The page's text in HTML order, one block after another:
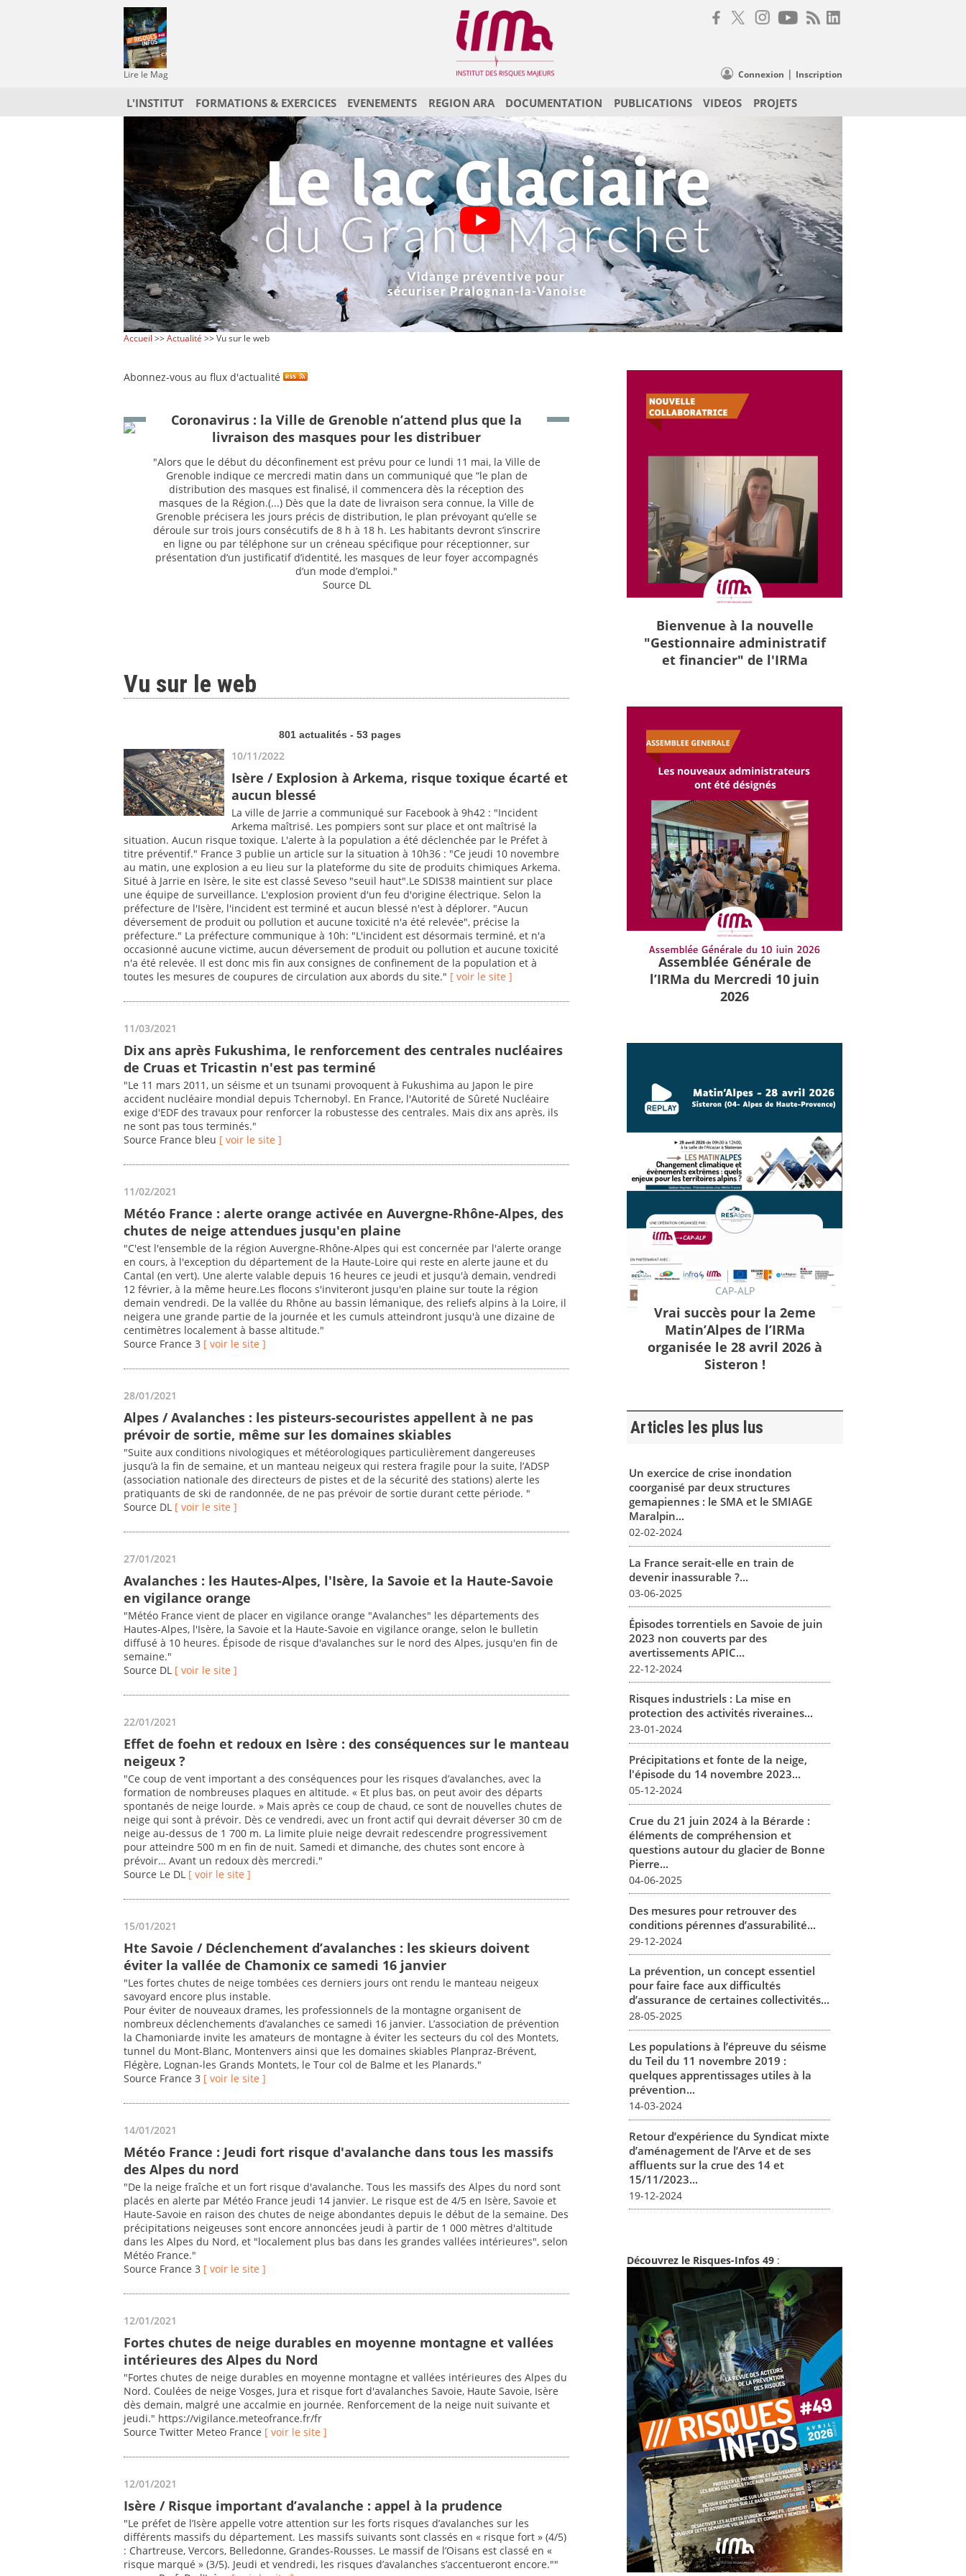
Lire le Mag Connexion | Inscription
L'INSTITUT FORMATIONS & EXERCICES EVENEMENTS REGION ARA DOCUMENTATION PUBLICATIONS VIDEOS PROJETS
Accueil >>Actualité >> Vu sur le web
Abonnez-vous au flux d'actualité
Coronavirus : la Ville de Grenoble n’attend plus que la
livraison des masques pour les distribuer
"Alors que le début du déconfinement est prévu pour ce lundi 11 mai, la Ville de
Grenoble indique ce mercredi matin dans un communiqué que “le plan de
distribution des masques est finalisé, il commencera dès la réception des
masques de la Région.(...) Dès que la date de livraison sera connue, la Ville de
Grenoble précisera les jours précis de distribution, le plan prévoyant qu’elle se
déroule sur trois jours consécutifs de 8 h à 18 h. Les habitants devront s’inscrire
en ligne ou par téléphone sur un créneau spécifique pour réceptionner, sur
présentation d’un justificatif d’identité, les masques de leur foyer accompagnés
d’un mode d’emploi."
Source DL
Vu sur le web
801 actualités - 53 pages
10/11/2022
Isère / Explosion à Arkema, risque toxique écarté et
aucun blessé
La ville de Jarrie a communiqué sur Facebook à 9h42 : "Incident
Arkema maîtrisé. Les pompiers sont sur place et ont maîtrisé la
situation. Aucun risque toxique. L'alerte à la population a été déclenchée par le Préfet à
titre préventif." France 3 publie un article sur la situation à 10h36 : "Ce jeudi 10 novembre
au matin, une explosion a eu lieu sur la plateforme du site de produits chimiques Arkema.
Situé à Jarrie en Isère, le site est classé Seveso "seuil haut".Le SDIS38 maintient sur place
une équipe de surveillance. L'explosion provient d'un feu d'origine électrique. Selon la
préfecture de l'Isère, l'incident est terminé et aucun blessé n'est à déplorer. "Aucun
déversement de produit ou pollution et aucune toxicité n'a été relevée", précise la
préfecture." La préfecture communique à 10h: "L'incident est désormais terminé, et n'a
occasionné aucune victime, aucun déversement de produit ou pollution et aucune toxicité
n'a été relevée. Il est donc mis fin aux consignes de confinement de la population et à
toutes les mesures de coupures de circulation aux abords du site." [ voir le site ]
11/03/2021
Dix ans après Fukushima, le renforcement des centrales nucléaires
de Cruas et Tricastin n'est pas terminé
"Le 11 mars 2011, un séisme et un tsunami provoquent à Fukushima au Japon le pire
accident nucléaire mondial depuis Tchernobyl. En France, l'Autorité de Sûreté Nucléaire
exige d'EDF des travaux pour renforcer la robustesse des centrales. Mais dix ans après, ils
ne sont pas tous terminés."
Source France bleu [ voir le site ]
11/02/2021
Météo France : alerte orange activée en Auvergne-Rhône-Alpes, des
chutes de neige attendues jusqu'en plaine
"C'est l'ensemble de la région Auvergne-Rhône-Alpes qui est concernée par l'alerte orange
en cours, à l'exception du département de la Haute-Loire qui reste en alerte jaune et du
Cantal (en vert). Une alerte valable depuis 16 heures ce jeudi et jusqu'à demain, vendredi
12 février, à la même heure.Les flocons s'inviteront jusqu'en plaine sur toute la région
demain vendredi. De la vallée du Rhône au bassin lémanique, des reliefs alpins à la Loire, il
neigera une grande partie de la journée et les cumuls atteindront jusqu'à une dizaine de
centimètres localement à basse altitude."
Source France 3 [ voir le site ]
28/01/2021
Alpes / Avalanches : les pisteurs-secouristes appellent à ne pas
prévoir de sortie, même sur les domaines skiables
"Suite aux conditions nivologiques et météorologiques particulièrement dangereuses
jusqu’à la fin de semaine, et un manteau neigeux qui restera fragile pour la suite, l’ADSP
(association nationale des directeurs de pistes et de la sécurité des stations) alerte les
pratiquants de ski de randonnée, de ne pas prévoir de sortie durant cette période. "
Source DL [ voir le site ]
27/01/2021
Avalanches : les Hautes-Alpes, l'Isère, la Savoie et la Haute-Savoie
en vigilance orange
"Météo France vient de placer en vigilance orange "Avalanches" les départements des
Hautes-Alpes, l'Isère, la Savoie et la Haute-Savoie en vigilance orange, selon le bulletin
diffusé à 10 heures. Épisode de risque d'avalanches sur le nord des Alpes, jusqu'en fin de
semaine."
Source DL [ voir le site ]
22/01/2021
Effet de foehn et redoux en Isère : des conséquences sur le manteau
neigeux ?
"Ce coup de vent important a des conséquences pour les risques d’avalanches, avec la
formation de nombreuses plaques en altitude. « Et plus bas, on peut avoir des départs
spontanés de neige lourde. » Mais après ce coup de chaud, ce sont de nouvelles chutes de
neige qui sont à prévoir. Dès ce vendredi, avec un front actif qui devrait déverser 30 cm de
neige au-dessus de 1 700 m. La limite pluie neige devrait redescendre progressivement
pour atteindre 500 m en fin de nuit. Samedi et dimanche, des chutes sont encore à
prévoir… Avant un redoux dès mercredi."
Source Le DL [ voir le site ]
15/01/2021
Hte Savoie / Déclenchement d’avalanches : les skieurs doivent
éviter la vallée de Chamonix ce samedi 16 janvier
"Les fortes chutes de neige tombées ces derniers jours ont rendu le manteau neigeux
savoyard encore plus instable.
Pour éviter de nouveaux drames, les professionnels de la montagne organisent de
nombreux déclenchements d’avalanches ce samedi 16 janvier. L’association de prévention
la Chamoniarde invite les amateurs de montagne à éviter les secteurs du col des Montets,
tunnel du Mont-Blanc, Montenvers ainsi que les domaines skiables Planpraz-Brévent,
Flégère, Lognan-les Grands Montets, le Tour col de Balme et les Planards."
Source France 3 [ voir le site ]
14/01/2021
Météo France : Jeudi fort risque d'avalanche dans tous les massifs
des Alpes du nord
"De la neige fraîche et un fort risque d'avalanche. Tous les massifs des Alpes du nord sont
placés en alerte par Météo France jeudi 14 janvier. Le risque est de 4/5 en Isère, Savoie et
Haute-Savoie en raison des chutes de neige abondantes depuis le début de la semaine. Des
précipitations neigeuses sont encore annoncées jeudi à partir de 1 000 mètres d'altitude
dans les Alpes du Nord, et "localement plus bas dans les grandes vallées intérieures", selon
Météo France."
Source France 3 [ voir le site ]
12/01/2021
Fortes chutes de neige durables en moyenne montagne et vallées
intérieures des Alpes du Nord
"Fortes chutes de neige durables en moyenne montagne et vallées intérieures des Alpes du
Nord. Coulées de neige Vosges, Jura et risque fort d'avalanches Savoie, Haute Savoie, Isère
dès demain, malgré une accalmie en journée. Renforcement de la neige nuit suivante et
jeudi." https://vigilance.meteofrance.fr/fr
Source Twitter Meteo France [ voir le site ]
12/01/2021
Isère / Risque important d’avalanche : appel à la prudence
"Le préfet de l’Isère appelle votre attention sur les forts risques d’avalanches sur les
différents massifs du département. Les massifs suivants sont classés en « risque fort » (4/5)
: Chartreuse, Vercors, Belledonne, Grandes-Rousses. Le massif de l’Oisans est classé en «
risque marqué » (3/5). Jeudi et vendredi, les risques d’avalanches s’accentueront encore.""
Bienvenue à la nouvelle
"Gestionnaire administratif
et financier" de l'IRMa
Assemblée Générale de
l’IRMa du Mercredi 10 juin
2026
CAP-ALP
Vrai succès pour la 2eme
Matin’Alpes de l’IRMa
organisée le 28 avril 2026 à
Sisteron !
Articles les plus lus
Un exercice de crise inondation
coorganisé par deux structures
gemapiennes : le SMA et le SMIAGE
Maralpin...
02-02-2024
La France serait-elle en train de
devenir inassurable ?...
03-06-2025
Épisodes torrentiels en Savoie de juin
2023 non couverts par des
avertissements APIC...
22-12-2024
Risques industriels : La mise en
protection des activités riveraines...
23-01-2024
Précipitations et fonte de la neige,
l'épisode du 14 novembre 2023...
05-12-2024
Crue du 21 juin 2024 à la Bérarde :
éléments de compréhension et
questions autour du glacier de Bonne
Pierre...
04-06-2025
Des mesures pour retrouver des
conditions pérennes d’assurabilité...
29-12-2024
La prévention, un concept essentiel
pour faire face aux difficultés
d’assurance de certaines collectivités...
28-05-2025
Les populations à l’épreuve du séisme
du Teil du 11 novembre 2019 :
quelques apprentissages utiles à la
prévention...
14-03-2024
Retour d’expérience du Syndicat mixte
d’aménagement de l’Arve et de ses
affluents sur la crue des 14 et
15/11/2023...
19-12-2024
Découvrez le Risques-Infos 49 :